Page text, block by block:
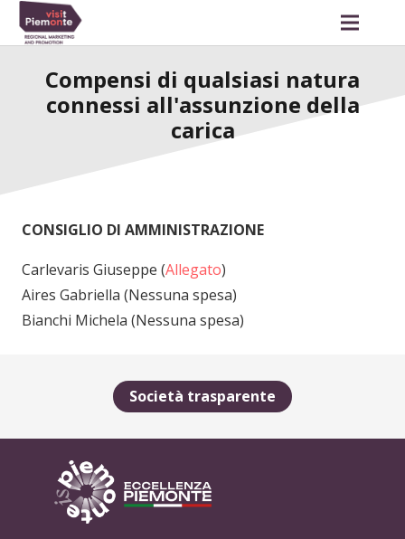
Compensi di qualsiasi natura
connessi all'assunzione della
carica
CONSIGLIO DI AMMINISTRAZIONE
Carlevaris Giuseppe (Allegato)
Aires Gabriella (Nessuna spesa)
Bianchi Michela (Nessuna spesa)
Società trasparente